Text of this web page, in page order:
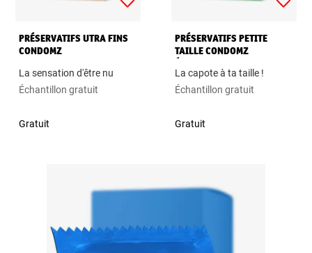
PRÉSERVATIFS UTRA FINS
CONDOMZ
La sensation d'être nu
Échantillon gratuit
Gratuit
PRÉSERVATIFS PETITE
TAILLE CONDOMZ
La capote à ta taille !
Échantillon gratuit
Gratuit